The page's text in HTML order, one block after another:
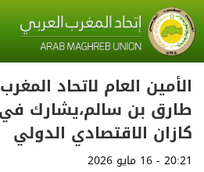
الأمين العام لاتحاد
طارق بن سالم،يشارك
كازان الاقتصادي الدولي
20:21 - 16 مايو 2026